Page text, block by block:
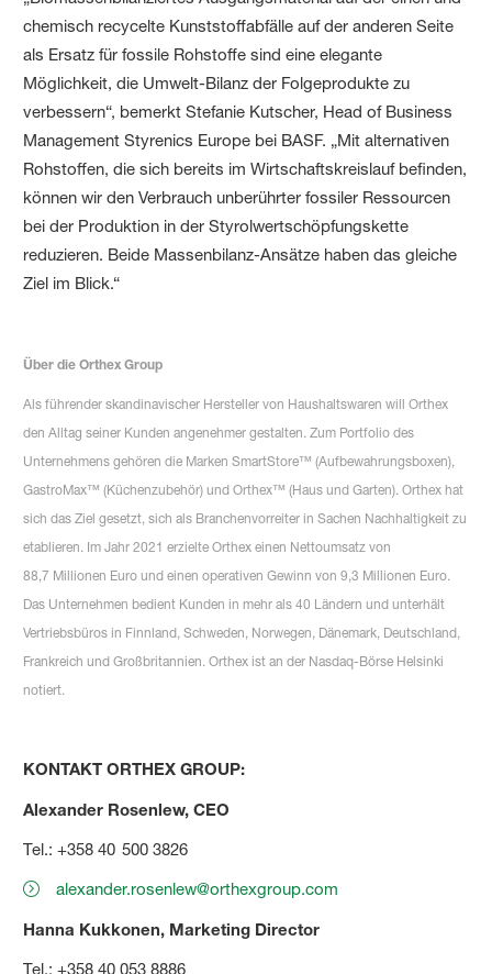
chemisch recycelte Kunststoffabfälle auf der anderen Seite
als Ersatz für fossile Rohstoffe sind eine elegante
Möglichkeit, die Umwelt-Bilanz der Folgeprodukte zu
verbessern“, bemerkt Stefanie Kutscher, Head of Business
Management Styrenics Europe bei BASF. „Mit alternativen
Rohstoffen, die sich bereits im Wirtschaftskreislauf befinden,
können wir den Verbrauch unberührter fossiler Ressourcen
bei der Produktion in der Styrolwertschöpfungskette
reduzieren. Beide Massenbilanz-Ansätze haben das gleiche
Ziel im Blick.“
Über die Orthex Group
Als führender skandinavischer Hersteller von Haushaltswaren will Orthex
den Alltag seiner Kunden angenehmer gestalten. Zum Portfolio des
Unternehmens gehören die Marken SmartStore™ (Aufbewahrungsboxen),
GastroMax™ (Küchenzubehör) und Orthex™ (Haus und Garten). Orthex hat
sich das Ziel gesetzt, sich als Branchenvorreiter in Sachen Nachhaltigkeit zu
etablieren. Im Jahr 2021 erzielte Orthex einen Nettoumsatz von
88,7 Millionen Euro und einen operativen Gewinn von 9,3 Millionen Euro.
Das Unternehmen bedient Kunden in mehr als 40 Ländern und unterhält
Vertriebsbüros in Finnland, Schweden, Norwegen, Dänemark, Deutschland,
Frankreich und Großbritannien. Orthex ist an der Nasdaq-Börse Helsinki
notiert.
KONTAKT ORTHEX GROUP:
Alexander Rosenlew, CEO
Tel.: +358 40 500 3826
alexander.rosenlew@orthexgroup.com
Hanna Kukkonen, Marketing Director
Tel.: +358 40 053 8886